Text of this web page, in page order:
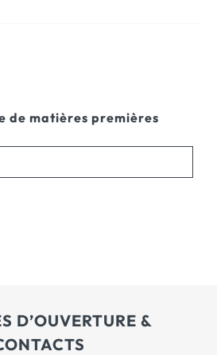
de matières premières
D’OUVERTURE &